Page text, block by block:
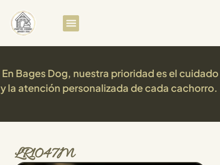
En Bages Dog, nuestra prioridad es el cuidado
y la atención personalizada de cada cachorro.
LR1047M